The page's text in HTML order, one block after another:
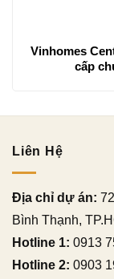
Vinhomes
cấp
Liên Hệ
Địa chỉ dự án:
Bình Thạnh,
Hotline 1: 0913
Hotline 2: 0903